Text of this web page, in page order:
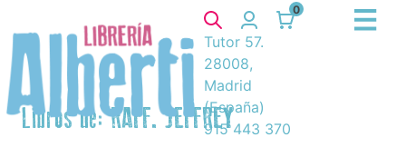
0
Tutor 57.
28008,
Madrid
(España)
915 443 370
Libros de: RAFF. JEFFREY